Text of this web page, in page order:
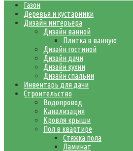
Газон
Деревья и кустарники
Дизайн интерьера
Дизайн ванной
Плитка в ванную
Дизайн гостиной
Дизайн дачи
Дизайн кухни
Дизайн спальни
Инвентарь для дачи
Строительство
Водопровод
Канализация
Кровля крыши
Пол в квартире
Стяжка пола
Ламинат